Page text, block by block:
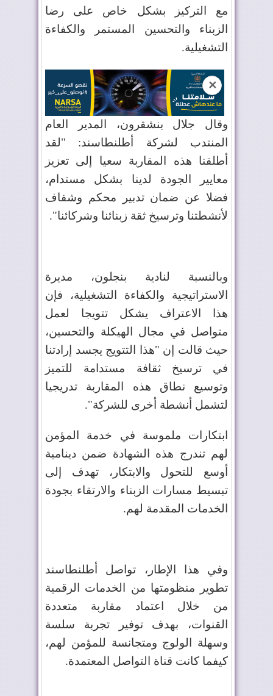
مع التركيز بشكل خاص على رضا
الزبناء والتحسين المستمر والكفاءة
التشغيلية.
✕
وقال جلال بنشقرون، المدير العام
المنتدب لشركة أطلنطاسند: "لقد
أطلقنا هذه المقاربة سعيا إلى تعزيز
معايير الجودة لدينا بشكل مستدام،
فضلا عن ضمان تدبير محكم وشفاف
لأنشطتنا وترسيخ ثقة زبنائنا وشركائنا".
وبالنسبة لنادية بنجلون، مديرة
الاستراتيجية والكفاءة التشغيلية، فإن
هذا الاعتراف يشكل تتويجا لعمل
متواصل في مجال الهيكلة والتحسين،
حيث قالت إن "هذا التتويج يجسد إرادتنا
في ترسيخ ثقافة مستدامة للتميز
وتوسيع نطاق هذه المقاربة تدريجيا
لتشمل أنشطة أخرى للشركة".
ابتكارات ملموسة في خدمة المؤمن
لهم تندرج هذه الشهادة ضمن دينامية
أوسع للتحول والابتكار، تهدف إلى
تبسيط مسارات الزبناء والارتقاء بجودة
الخدمات المقدمة لهم.
وفي هذا الإطار، تواصل أطلنطاسند
تطوير منظومتها من الخدمات الرقمية
من خلال اعتماد مقاربة متعددة
القنوات، بهدف توفير تجربة سلسة
وسهلة الولوج ومتجانسة للمؤمن لهم،
كيفما كانت قناة التواصل المعتمدة.